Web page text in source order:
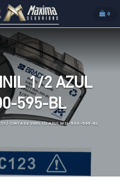
0
1/2 AZUL
595-BL
/ CINTA DE VINIL 1/2 AZUL M21-500-595-BL